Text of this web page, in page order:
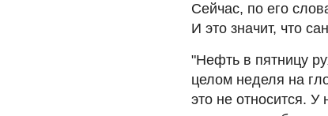
Сейчас, по его
И это значит, что
"Нефть в пятницу
целом неделя на
это не относится.